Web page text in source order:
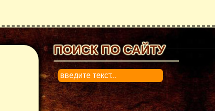
ПОИСК ПО САЙТУ
0